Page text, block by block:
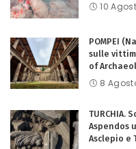
10
POMPEI
sulle
of
8
TURCHIA.
Aspendos
Asclepio e